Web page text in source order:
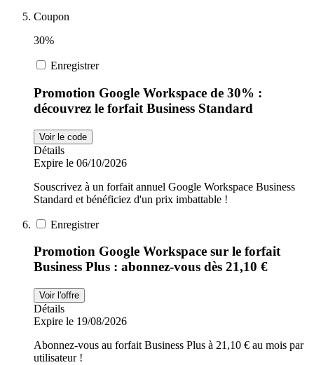
Coupon
30%
Enregistrer
Promotion Google Workspace de 30% :
découvrez le forfait Business Standard
Voir le code
Détails
Expire le 06/10/2026
Souscrivez à un forfait annuel Google Workspace Business
Standard et bénéficiez d'un prix imbattable !
Enregistrer
Promotion Google Workspace sur le forfait
Business Plus : abonnez-vous dès 21,10 €
Voir l'offre
Détails
Expire le 19/08/2026
Abonnez-vous au forfait Business Plus à 21,10 € au mois par
utilisateur !